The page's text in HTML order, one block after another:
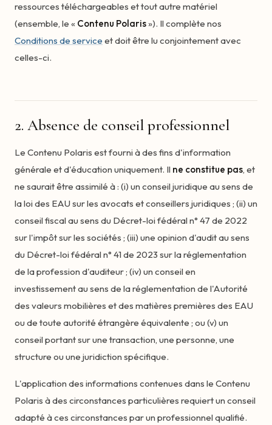
ressources téléchargeables et tout autre matériel
(ensemble, le « Contenu Polaris»). Il complète nos
Conditions de service et doit être lu conjointement avec
celles-ci.
2. Absence de conseil professionnel
Le Contenu Polaris est fourni à des fins d'information
générale et d'éducation uniquement. Il ne constitue pas, et
ne saurait être assimilé à : (i) un conseil juridique au sens de
la loi des EAU sur les avocats et conseillers juridiques ; (ii) un
conseil fiscal au sens du Décret-loi fédéral n° 47 de 2022
sur l'impôt sur les sociétés ; (iii) une opinion d'audit au sens
du Décret-loi fédéral n° 41 de 2023 sur la réglementation
de la profession d'auditeur ; (iv) un conseil en
investissement au sens de la réglementation de l'Autorité
des valeurs mobilières et des matières premières des EAU
ou de toute autorité étrangère équivalente ; ou (v) un
conseil portant sur une transaction, une personne, une
structure ou une juridiction spécifique.
L'application des informations contenues dans le Contenu
Polaris à des circonstances particulières requiert un conseil
adapté à ces circonstances par un professionnel qualifié.